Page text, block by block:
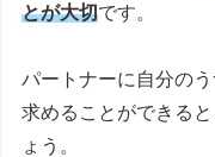
とが大切です。
パートナーに自分の
求めることができる
ょう。